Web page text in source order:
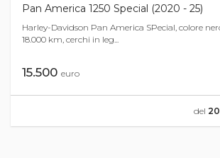
Pan America 1250 Special (2020 - 25)
Harley-Davidson Pan America SPecial, colore
18.000 km, cerchi in leg...
15.500 euro
del